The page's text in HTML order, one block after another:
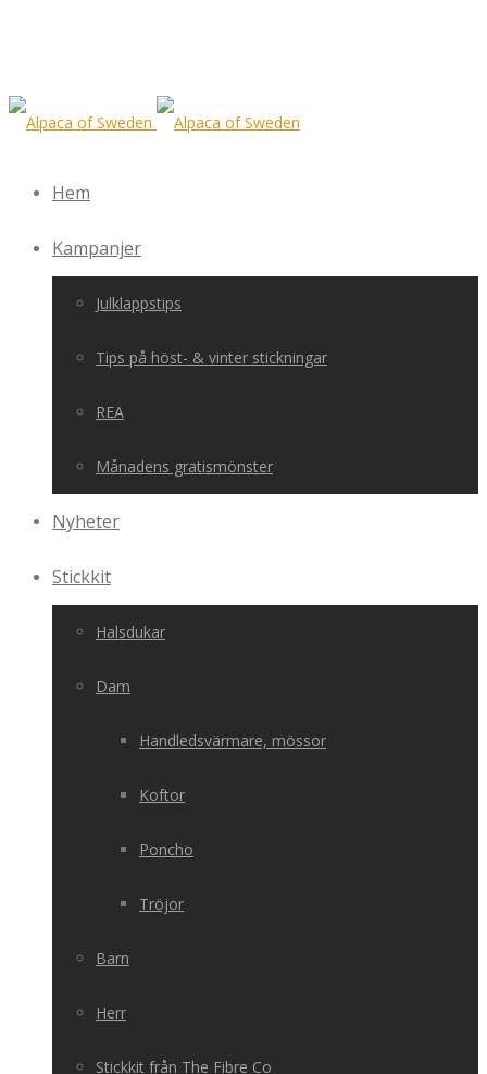
Hem
Kampanjer
Julklappstips
Tips på höst- & vinter stickningar
REA
Månadens gratismönster
Nyheter
Stickkit
Halsdukar
Dam
Handledsvärmare, mössor
Koftor
Poncho
Tröjor
Barn
Herr
Stickkit från The Fibre Co